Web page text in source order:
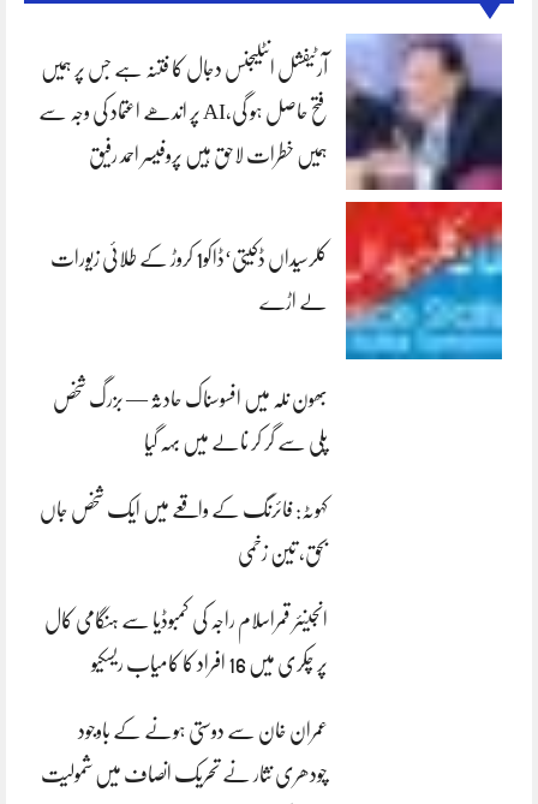
آرٹیفشل انٹلیجنس دجال کا فتنہ ہے جس پر ہمیں
فتح حاصل ہو گی،AI پر اندھے اعتماد کی وجہ سے
ہمیں خطرات لاحق ہیں پروفیسر احمد رفیق
کلرسیداں ڈکیتی‘ڈاکو1 کروڑ کے طلائی زیورات
لے اڑے
بھون نلہ میں افسوسناک حادثہ — بزرگ شخص
پلی سے گر کر نالے میں بہہ گیا
کہوٹہ: فائرنگ کے واقعے میں ایک شخص جاں
بحق، تین زخمی
انجینئر قمراسلام راجہ کی کمبوڈیا سے ہنگامی کال
پر چکری میں 16 افراد کا کامیاب ریسکیو
عمران خان سے دوستی ہونے کے باوجود
چودھری نثار نے تحریک انصاف میں شمولیت